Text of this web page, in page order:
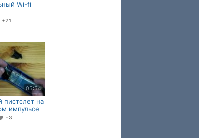
Wi-fi
+21
05:54
пистолет на
импульсе
+3